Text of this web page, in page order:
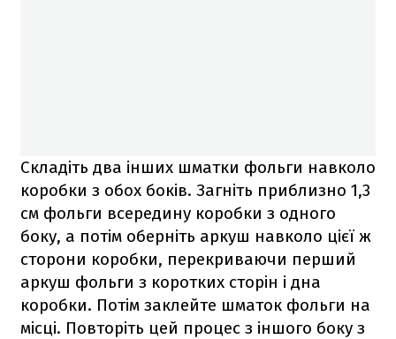
Складіть два інших шматки фольги навколо
коробки з обох боків. Загніть приблизно 1,3
см фольги всередину коробки з одного
боку, а потім оберніть аркуш навколо цієї ж
сторони коробки, перекриваючи перший
аркуш фольги з коротких сторін і дна
коробки. Потім заклейте шматок фольги на
місці. Повторіть цей процес з іншого боку з